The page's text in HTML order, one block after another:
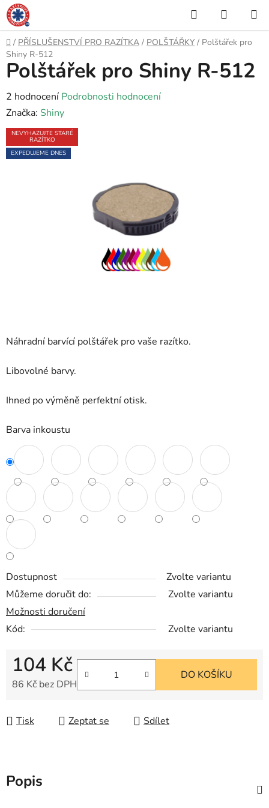
Přejít
na
obsah
Hledat
KOŠÍK
Domů
/ PŘÍSLUŠENSTVÍ PRO RAZÍTKA / POLŠTÁŘKY / Polštářek pro
Shiny R-512
Náhradní barvící polštářek pro vaše razítko.
Libovolné barvy.
Ihned po výměně perfektní otisk.
Barva inkoustu
Dostupnost
Zvolte variantu
Můžeme doručit do:
Zvolte variantu
Možnosti doručení
Kód:
Zvolte variantu
104 Kč
86 Kč bez DPH
DO KOŠÍKU
Tisk Zeptat se Sdílet
Polštářek pro Shiny R-512
Průměrné
hodnocení
produktu
je
5,0
2 hodnocení Podrobnosti hodnocení
Značka: Shiny
NEVYHAZUJTE STARÉ
RAZÍTKO
EXPEDUJEME DNES
Popis